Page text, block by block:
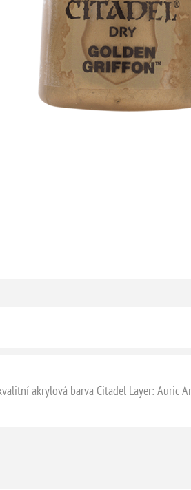
akrylová barva Citadel Layer: Auric